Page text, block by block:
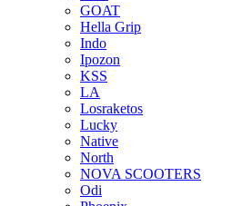
GOAT
Hella Grip
Indo
Ipozon
KSS
LA
Losraketos
Lucky
Native
North
NOVA SCOOTERS
Odi